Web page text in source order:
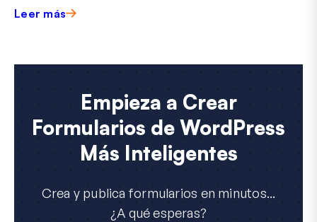
Leer más
Empieza a Crear
Formularios de WordPress
Más Inteligentes
Crea y publica formularios en minutos...
¿A qué esperas?